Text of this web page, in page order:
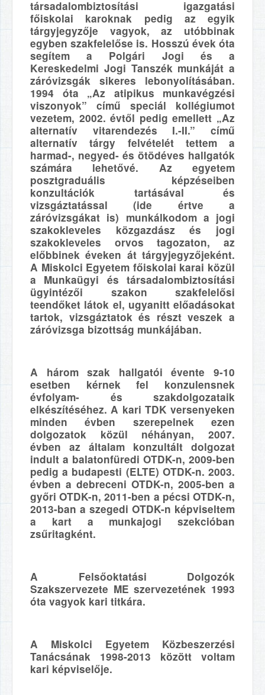
társadalombiztosítási igazgatási
főiskolai karoknak pedig az egyik
tárgyjegyzője vagyok, az utóbbinak
egyben szakfelelőse is. Hosszú évek óta
segítem a Polgári Jogi és a
Kereskedelmi Jogi Tanszék munkáját a
záróvizsgák sikeres lebonyolításában.
1994 óta „Az atipikus munkavégzési
viszonyok” című speciál kollégiumot
vezetem, 2002. évtől pedig emellett „Az
alternatív vitarendezés I.-II.” című
alternatív tárgy felvételét tettem a
harmad-, negyed- és ötödéves hallgatók
számára lehetővé. Az egyetem
posztgraduális képzéseiben
konzultációk tartásával és
vizsgáztatással (ide értve a
záróvizsgákat is) munkálkodom a jogi
szakokleveles közgazdász és jogi
szakokleveles orvos tagozaton, az
előbbinek éveken át tárgyjegyzőjeként.
A Miskolci Egyetem főiskolai karai közül
a Munkaügyi és társadalombiztosítási
ügyintézői szakon szakfelelősi
teendőket látok el, ugyanitt előadásokat
tartok, vizsgáztatok és részt veszek a
záróvizsga bizottság munkájában.
A három szak hallgatói évente 9-10
esetben kérnek fel konzulensnek
évfolyam- és szakdolgozataik
elkészítéséhez. A kari TDK versenyeken
minden évben szerepelnek ezen
dolgozatok közül néhányan, 2007.
évben az általam konzultált dolgozat
indult a balatonfüredi OTDK-n, 2009-ben
pedig a budapesti (ELTE) OTDK-n. 2003.
évben a debreceni OTDK-n, 2005-ben a
győri OTDK-n, 2011-ben a pécsi OTDK-n,
2013-ban a szegedi OTDK-n képviseltem
a kart a munkajogi szekcióban
zsűritagként.
A Felsőoktatási Dolgozók
Szakszervezete ME szervezetének 1993
óta vagyok kari titkára.
A Miskolci Egyetem Közbeszerzési
Tanácsának 1998-2013 között voltam
kari képviselője.